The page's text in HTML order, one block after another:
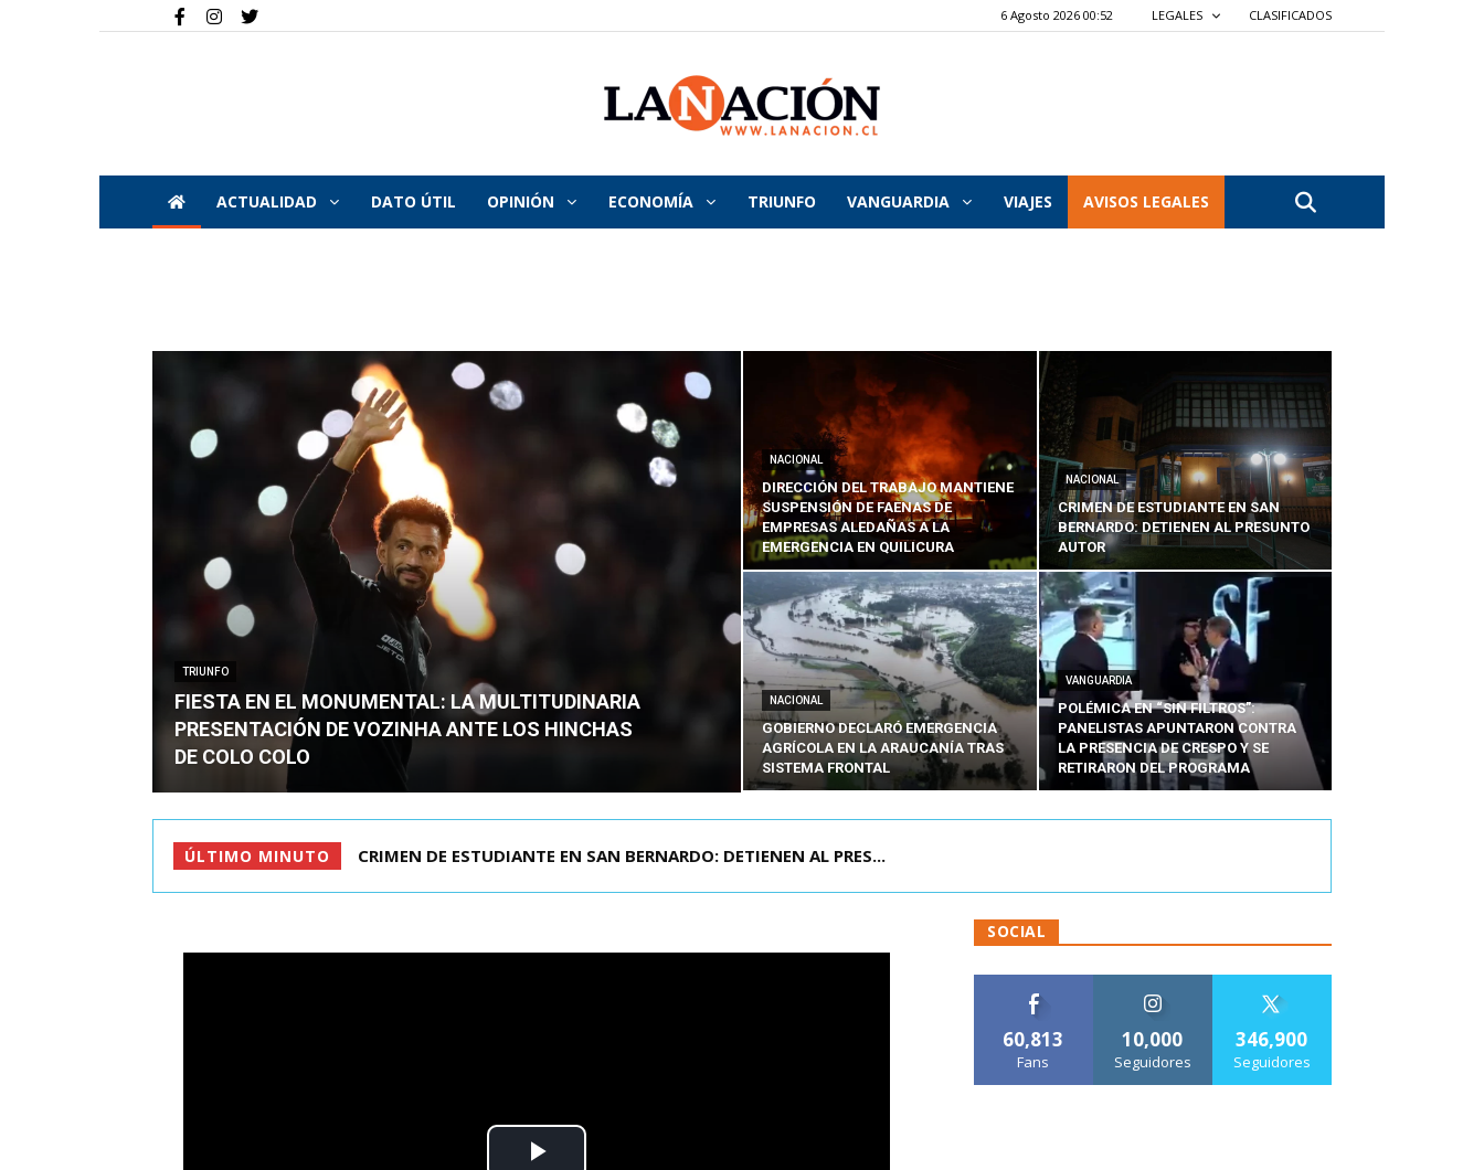
6 Agosto 2026 00:52 LEGALES CLASIFICADOS
La
Nación
ACTUALIDAD DATO ÚTIL OPINIÓN ECONOMÍA TRIUNFO VANGUARDIA VIAJES AVISOS LEGALES
TRIUNFO
FIESTA EN EL MONUMENTAL: LA MULTITUDINARIA
PRESENTACIÓN DE VOZINHA ANTE LOS HINCHAS
DE COLO COLO
NACIONAL
DIRECCIÓN DEL TRABAJO MANTIENE
SUSPENSIÓN DE FAENAS DE
EMPRESAS ALEDAÑAS A LA
EMERGENCIA EN QUILICURA
NACIONAL
CRIMEN DE ESTUDIANTE EN SAN
BERNARDO: DETIENEN AL PRESUNTO
AUTOR
NACIONAL
GOBIERNO DECLARÓ EMERGENCIA
AGRÍCOLA EN LA ARAUCANÍA TRAS
SISTEMA FRONTAL
VANGUARDIA
POLÉMICA EN “SIN FILTROS”:
PANELISTAS APUNTARON CONTRA
LA PRESENCIA DE CRESPO Y SE
RETIRARON DEL PROGRAMA
ÚLTIMO MINUTO CRIMEN DE ESTUDIANTE EN SAN BERNARDO: DETIENEN AL PRES...
SOCIAL
60,813
Fans
10,000
Seguidores
346,900
Seguidores